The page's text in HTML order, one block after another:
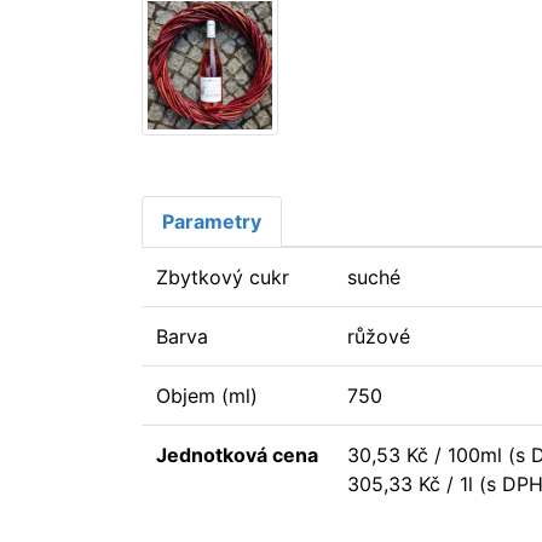
Parametry
Zbytkový cukr suché
Barva růžové
Objem (ml) 750
Jednotková cena
30,53 Kč / 100ml (s
305,33 Kč / 1l (s